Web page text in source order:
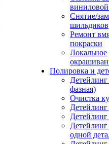
Снятие/
шильдиков
Ремонт
покраски
Локальное
Полировка и
фазная)
Очистка
Детейлинг
одной